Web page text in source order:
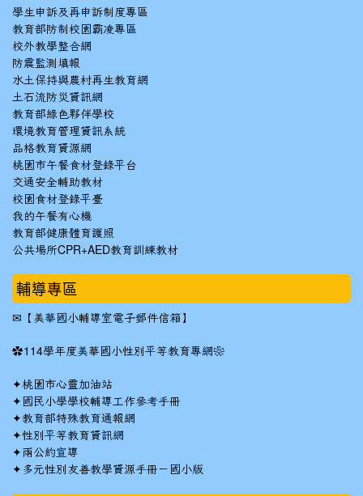
學生申訴及再申訴制度專區
教育部防制校園霸凌專區
校外教學整合網
防震監測填報
水土保持與農村再生教育網
土石流防災資訊網
教育部綠色夥伴學校
環境教育管理資訊系統
品格教育資源網
桃園市午餐食材登錄平台
交通安全輔助教材
校園食材登錄平臺
我的午餐有心機
教育部健康體育護照
公共場所CPR+AED教育訓練教材
輔導專區
✉ 【美華國小輔導室電子郵件信箱】
✿114學年度美華國小性別平等教育專網❀
✦桃園市心靈加油站
✦ 國民小學學校輔導工作參考手冊
✦教育部特殊教育通報網
✦性別平等教育資訊網
✦兩公約宣導
✦ 多元性別友善教學資源手冊－國小版